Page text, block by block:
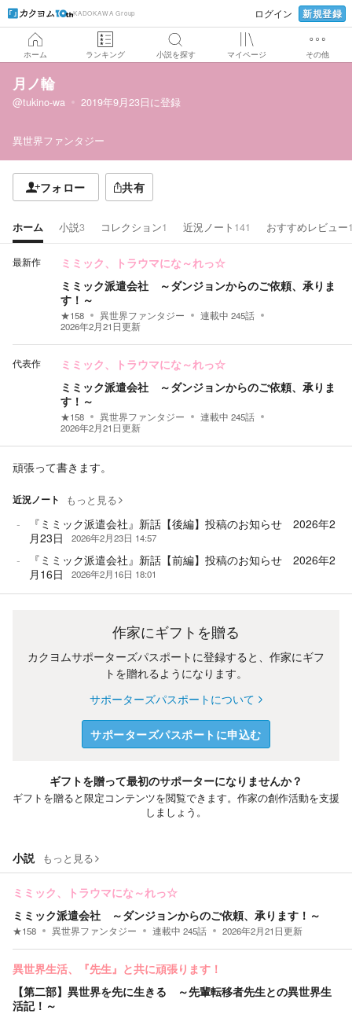
KADOKAWA Group ログイン 新規登録
ホーム ランキング 小説を探す マイページ その他
月ノ輪
@tukino-wa 2019年9月23日に登録
異世界ファンタジー
フォロー 共有
ホーム 小説3 コレクション1 近況ノート 141 おすすめレビュー
最新作 ミミック、トラウマにな～れっ☆
ミミック派遣会社 ～ダンジョンからのご依頼、承りま
す！～
★158 異世界ファンタジー 連載中 245話
2026年2月21日更新
代表作 ミミック、トラウマにな～れっ☆
ミミック派遣会社 ～ダンジョンからのご依頼、承りま
す！～
★158 異世界ファンタジー 連載中 245話
2026年2月21日更新
頑張って書きます。
近況ノート もっと見る
『ミミック派遣会社』新話【後編】投稿のお知らせ 2026年2
月23日
2026年2月23日 14:57
『ミミック派遣会社』新話【前編】投稿のお知らせ 2026年2
月16日
2026年2月16日 18:01
作家にギフトを贈る
カクヨムサポーターズパスポートに登録すると、作家にギフ
トを贈れるようになります。
サポーターズパスポートについて
サポーターズパスポートに申込む
ギフトを贈って最初のサポーターになりませんか？
ギフトを贈ると限定コンテンツを閲覧できます。作家の創作活動を支援
しましょう。
小説 もっと見る
ミミック、トラウマにな～れっ☆
ミミック派遣会社 ～ダンジョンからのご依頼、承ります！～
★158 異世界ファンタジー 連載中 245話 2026年2月21日更新
異世界生活、『先生』と共に頑張ります！
【第二部】異世界を先に生きる ～先輩転移者先生との異世界生
活記！～